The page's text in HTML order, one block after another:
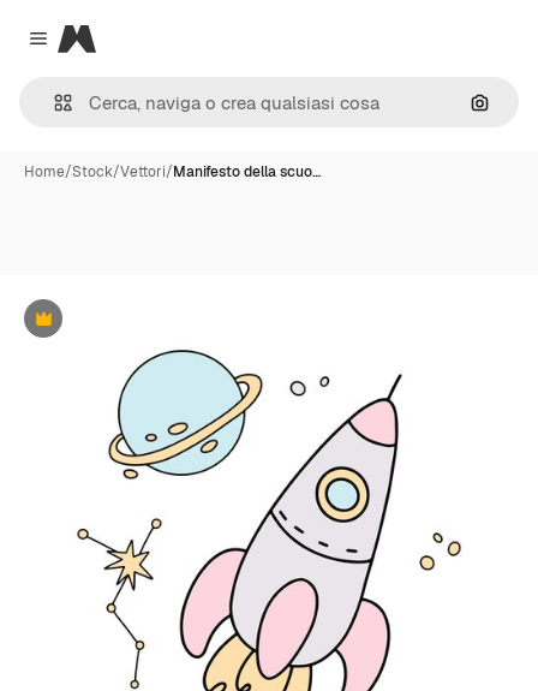
Close menu
Magnific
Cerca
Home/Stock/Vettori/Manifesto della scuo…
Premium